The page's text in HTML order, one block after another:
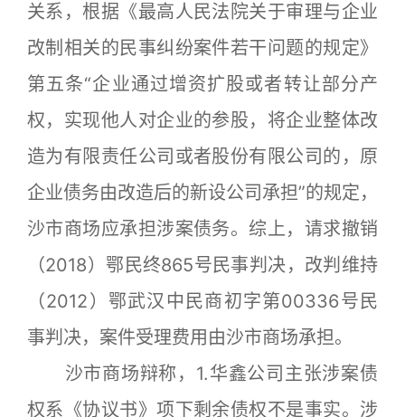
关系，根据《最高人民法院关于审理与企业
改制相关的民事纠纷案件若干问题的规定》
第五条“企业通过增资扩股或者转让部分产
权，实现他人对企业的参股，将企业整体改
造为有限责任公司或者股份有限公司的，原
企业债务由改造后的新设公司承担”的规定，
沙市商场应承担涉案债务。综上，请求撤销
（2018）鄂民终865号民事判决，改判维持
（2012）鄂武汉中民商初字第00336号民
事判决，案件受理费用由沙市商场承担。
沙市商场辩称，1.华鑫公司主张涉案债
权系《协议书》项下剩余债权不是事实。涉